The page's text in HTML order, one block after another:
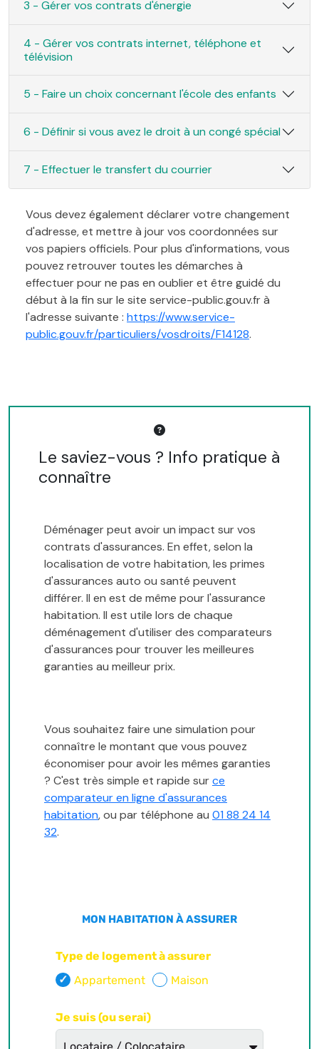
3 - Gérer vos contrats d'énergie
4 - Gérer vos contrats internet, téléphone et
télévision
5 - Faire un choix concernant l'école des enfants
6 - Définir si vous avez le droit à un congé spécial
7 - Effectuer le transfert du courrier
Vous devez également déclarer votre changement
d'adresse, et mettre à jour vos coordonnées sur
vos papiers officiels. Pour plus d'informations, vous
pouvez retrouver toutes les démarches à
effectuer pour ne pas en oublier et être guidé du
début à la fin sur le site service-public.gouv.fr à
l'adresse suivante : https://www.service-
public.gouv.fr/particuliers/vosdroits/F14128.
Le saviez-vous ? Info pratique à
connaître
Déménager peut avoir un impact sur vos
contrats d'assurances. En effet, selon la
localisation de votre habitation, les primes
d'assurances auto ou santé peuvent
différer. Il en est de même pour l'assurance
habitation. Il est utile lors de chaque
déménagement d'utiliser des comparateurs
d'assurances pour trouver les meilleures
garanties au meilleur prix.
Vous souhaitez faire une simulation pour
connaître le montant que vous pouvez
économiser pour avoir les mêmes garanties
? C'est très simple et rapide surce
comparateur en ligne d'assurances
habitation, ou par téléphone au 01 88 24 14
32.